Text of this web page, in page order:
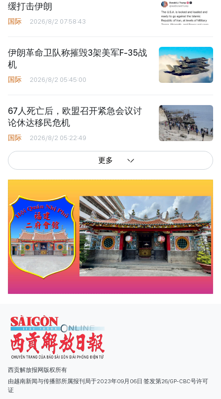
缓打击伊朗
国际 2026/8/2 07:58:43
伊朗革命卫队称摧毁3架美军F-35战
机
国际 2026/8/2 05:45:00
67人死亡后，欧盟召开紧急会议讨
论休达移民危机
国际 2026/8/2 05:22:49
更多
西贡解放报网版权所有
由越南新闻与传播部所属报刊局于2023年09月06日 签发第26/GP-CBC号许可
副总编辑: 阮玉英、范文长、裴氏红霜、张德义、范氏云英、杨文光、阮德显、
阮克强、陈嘉宝
主编: 阮玉英
社址: 胡志明市棋盘坊阮氏明开街432-434号
总台: (028) 39294091 - 转 060
热线: 096.558.1888
编辑部: (028) 39294092 - 转 060
电子信箱